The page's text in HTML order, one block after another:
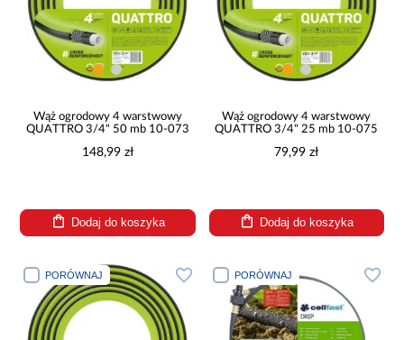
Wąż ogrodowy 4 warstwowy
QUATTRO 3/4" 50 mb 10-073
148,99 zł
Dodaj do koszyka
Wąż ogrodowy 4 warstwowy
QUATTRO 3/4" 25 mb 10-075
79,99 zł
Dodaj do koszyka
PORÓWNAJ PORÓWNAJ